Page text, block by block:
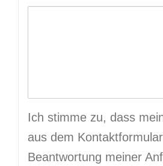
Ich stimme zu, dass
aus dem
Beantwortung meiner